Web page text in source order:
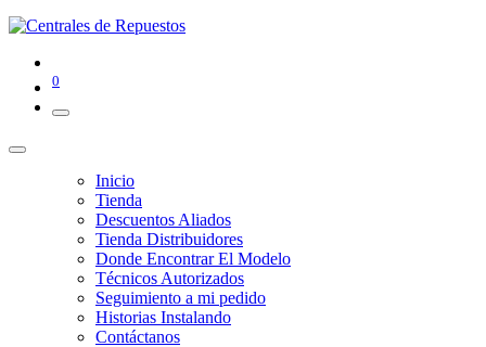
0
Inicio
Tienda
Descuentos Aliados
Tienda Distribuidores
Donde Encontrar El Modelo
Técnicos Autorizados
Seguimiento a mi pedido
Historias Instalando
Contáctanos